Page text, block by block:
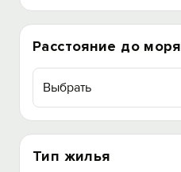
Расстояние до моря
Выбрать
Тип жилья